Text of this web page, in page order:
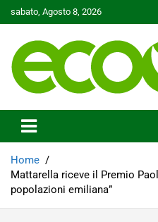
to
sabato, Agosto 8, 2026
Ecoo.it
Home
Mattarella riceve il Premio
popolazioni emiliana”